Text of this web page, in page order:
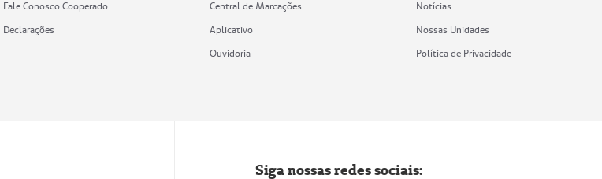
Fale Conosco Cooperado
Declarações
Central de Marcações
Aplicativo
Ouvidoria
Notícias
Nossas Unidades
Política de Privacidade
Siga nossas redes sociais: